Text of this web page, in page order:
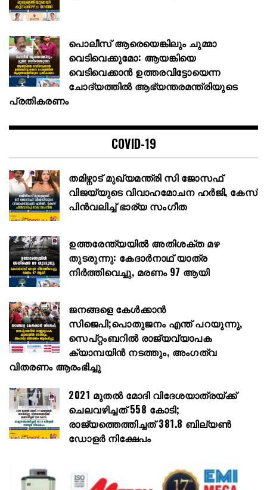
പൊലീസ് ആരെയെങ്കിലും ചുമ്മാ
വെടിവെക്കുമോ: ആയങ്കിയെ
വെടിവെക്കാൻ ഉത്തരവിട്ടോയെന്ന
ചോദ്യത്തിൽ ആഭ്യന്തരമന്ത്രിയുടെ
പ്രതികരണം
COVID-19
തമിഴ്നാട് മുഖ്യമന്ത്രി സി ജോസഫ്
വിജയ്‌യുടെ വിവാഹമോചന ഹർജി, കേസ്
പിൻവലിച്ച് ഭാര്യ സംഗീത
ഉത്തരേന്ത്യയിൽ അതിശക്ത മഴ
തുടരുന്നു: കേദാർനാഥ് യാത്ര
നിർത്തിവെച്ചു, മരണം 97 ആയി
ജനങ്ങളെ കേൾക്കാൻ
സിജെപി;പൊതുജനം എന്ത് പറയുന്നു,
സെപ്റ്റംബറിൽ രാജ്യവ്യാപക
ക്യാമ്പയിൻ നടത്തും, അംഗത്വ
വിതരണം ആരംഭിച്ചു
2021 മുതൽ മോദി വിദേശയാത്രയ്ക്ക്
ചെലവഴിച്ചത് 558 കോടി;
രാജ്യത്തെത്തിച്ചത് 381.8 ബില്യൺ
ഡോളർ നിക്ഷേപം